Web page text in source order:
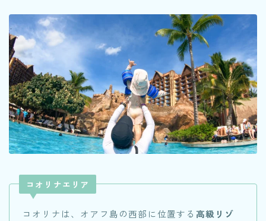
コオリナエリア
コオリナは、オアフ島の西部に位置する 高級リゾ